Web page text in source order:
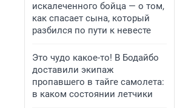
искалеченного бойца — о том,
как спасает сына, который
разбился по пути к невесте
Это чудо какое-то! В Бодайбо
доставили экипаж
пропавшего в тайге самолета:
в каком состоянии летчики